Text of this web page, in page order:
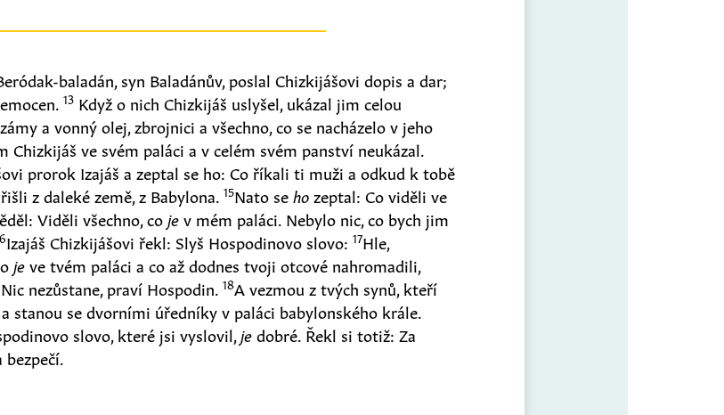
baladán, syn Baladánův, poslal Chizkijášovi dopis a dar;
13 Když o nich Chizkijáš uslyšel, ukázal jim celou
a vonný olej, zbrojnici a všechno, co se nacházelo v jeho
Chizkijáš ve svém paláci a v celém svém panství neukázal.
prorok Izajáš a zeptal se ho: Co říkali ti muži a odkud k tobě
z daleké země, z Babylona.15Nato se ho zeptal: Co viděli ve
Viděli všechno, co jev mém paláci. Nebylo nic, co bych jim
Izajáš Chizkijášovi řekl: Slyš Hospodinovo slovo:17Hle,
jeve tvém paláci a co až dodnes tvoji otcové nahromadili,
nezůstane, praví Hospodin.18A vezmou z tvých synů, kteří
stanou se dvorními úředníky v paláci babylonského krále.
slovo, které jsi vyslovil, jedobré. Řekl si totiž: Za